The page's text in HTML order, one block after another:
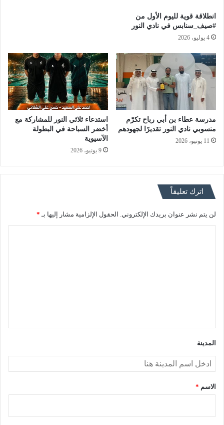
انطلاقة قوية لليوم الأول من
#صيف_سنابس في نادي النور
4 يوليو، 2026
مدرسة عطاء بن أبي رباح تكرّم
منسوبي نادي النور تقديرًا لجهودهم
11 يونيو، 2026
استدعاء ثلاثي النور للمشاركة مع
أخضر السباحة في البطولة
الآسيوية
9 يونيو، 2026
اترك تعليقاً
لن يتم نشر عنوان بريدك الإلكتروني. الحقول الإلزامية مشار إليها بـ *
المدينة
الاسم *